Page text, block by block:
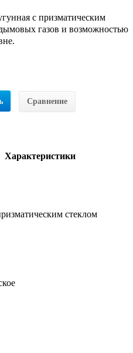
с призматическим
газов и возможностью
Сравнение
Характеристики
стеклом